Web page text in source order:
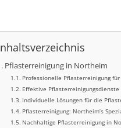
Pflasterreinigung in Northeim
Professionelle Pflasterreinigung
Effektive
Individuelle Lösungen für die
Pflasterreinigung: Northeim’s
Nachhaltige Pflasterreinigung in